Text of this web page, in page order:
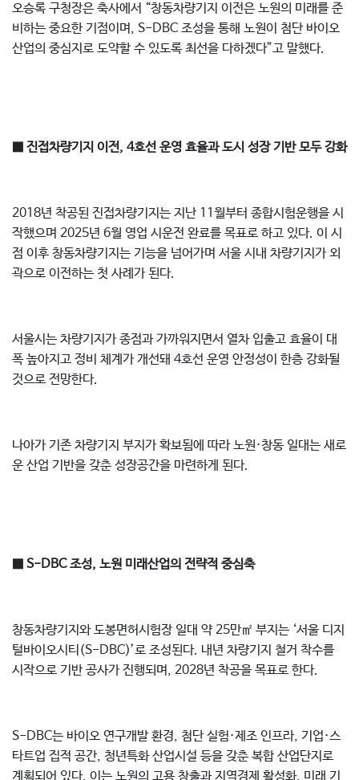
오승록 구청장은 축사에서 “창동차량기지 이전은 노원의 미래를 준
비하는 중요한 기점이며, S-DBC 조성을 통해 노원이 첨단 바이오
산업의 중심지로 도약할 수 있도록 최선을 다하겠다”고 말했다.
■ 진접차량기지 이전, 4호선 운영 효율과 도시 성장 기반 모두 강화
2018년 착공된 진접차량기지는 지난 11월부터 종합시험운행을 시
작했으며 2025년 6월 영업 시운전 완료를 목표로 하고 있다. 이 시
점 이후 창동차량기지는 기능을 넘어가며 서울 시내 차량기지가 외
곽으로 이전하는 첫 사례가 된다.
서울시는 차량기지가 종점과 가까워지면서 열차 입출고 효율이 대
폭 높아지고 정비 체계가 개선돼 4호선 운영 안정성이 한층 강화될
것으로 전망한다.
나아가 기존 차량기지 부지가 확보됨에 따라 노원·창동 일대는 새로
운 산업 기반을 갖춘 성장공간을 마련하게 된다.
■ S-DBC 조성, 노원 미래산업의 전략적 중심축
창동차량기지와 도봉면허시험장 일대 약 25만㎡ 부지는 ‘서울 디지
털바이오시티(S-DBC)’로 조성된다. 내년 차량기지 철거 착수를
시작으로 기반 공사가 진행되며, 2028년 착공을 목표로 한다.
S-DBC는 바이오 연구개발 환경, 첨단 실험·제조 인프라, 기업·스
타트업 집적 공간, 청년특화 산업시설 등을 갖춘 복합 산업단지로
계획되어 있다. 이는 노원의 고용 창출과 지역경제 활성화, 미래 기